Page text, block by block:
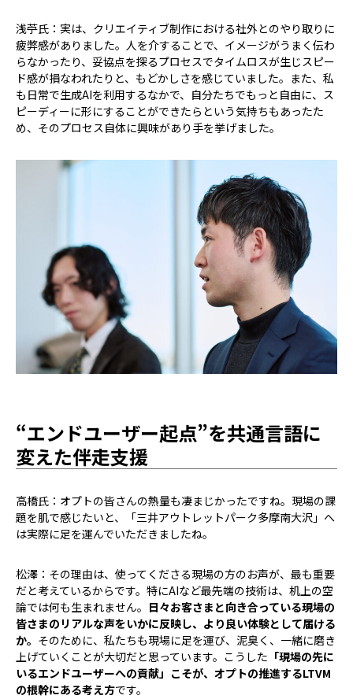
浅苧氏：実は、クリエイティブ制作における社外とのやり取りに
疲弊感がありました。人を介することで、イメージがうまく伝わ
らなかったり、妥協点を探るプロセスでタイムロスが生じスピー
ド感が損なわれたりと、もどかしさを感じていました。また、私
も日常で生成AIを利用するなかで、自分たちでもっと自由に、ス
ピーディーに形にすることができたらという気持ちもあったた
め、そのプロセス自体に興味があり手を挙げました。
“エンドユーザー起点”を共通言語に
変えた伴走支援
高橋氏：オプトの皆さんの熱量も凄まじかったですね。現場の課
題を肌で感じたいと、「三井アウトレットパーク多摩南大沢」へ
は実際に足を運んでいただきましたね。
松澤：その理由は、使ってくださる現場の方のお声が、最も重要
だと考えているからです。特にAIなど最先端の技術は、机上の空
論では何も生まれません。 日々お客さまと向き合っている現場の
皆さまのリアルな声をいかに反映し、より良い体験として届ける
か。 そのために、私たちも現場に足を運び、泥臭く、一緒に磨き
上げていくことが大切だと思っています。こうした 「現場の先に
いるエンドユーザーへの貢献」こそが、オプトの推進するLTVM
の根幹にある考え方です。